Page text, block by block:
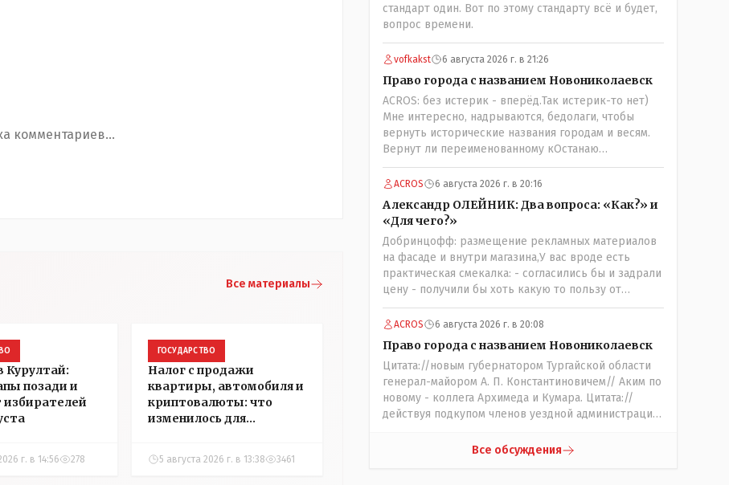
комментариев...
Все материалы
позади и
г. в 14:56 278
ГОСУДАРСТВО
Налог с продажи
квартиры, автомобиля и
криптовалюты: что
изменилось для
5 августа 2026 г. в 13:38 3461
стандарт один. Вот по этому стандарту всё и будет,
вопрос времени.
vofkakst 6 августа 2026 г. в 21:26
Право города с названием Новониколаевск
ACROS: без истерик - вперёд.Так истерик-то нет)
Мне интересно, надрываются, бедолаги, чтобы
вернуть исторические названия городам и весям.
Вернут ли переименованному кОстанаю
историческое имя? Ведь для этого же эти она..
ономасты существуют)) Или тут тоже двойной
ACROS 6 августа 2026 г. в 20:16
Александр ОЛЕЙНИК: Два вопроса: «Как?» и
«Для чего?»
Добринцофф: размещение рекламных материалов
на фасаде и внутри магазина,У вас вроде есть
практическая смекалка: - согласились бы и задрали
цену - получили бы хоть какую то пользу от
будущих депутатов, как говориться- с паршивой
овцы хоть шерсти клок, тем более эта тётенька
партийных денег.- думаю сильно не торговалась
бы.
ACROS 6 августа 2026 г. в 20:08
Право города с названием Новониколаевск
Цитата://новым губернатором Тургайской области
генерал-майором А. П. Константиновичем// Аким по
новому - коллега Архимеда и Кумара. Цитата://
действуя подкупом членов уездной администрации,
участками,// Интересно: - тогда был
Все обсуждения